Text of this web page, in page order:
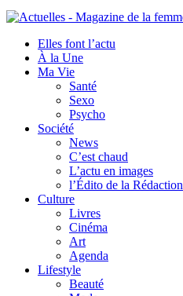
Elles font l’actu
À la Une
Ma Vie
Santé
Sexo
Psycho
Société
News
C’est chaud
L’actu en images
l’Édito de la Rédaction
Culture
Livres
Cinéma
Art
Agenda
Lifestyle
Beauté